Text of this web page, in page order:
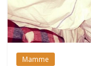
Mondo
Mamme